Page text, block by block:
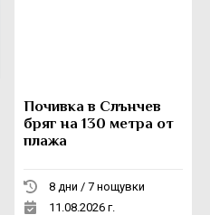
Почивка в Слънчев
бряг на 130 метра от
плажа
8 дни / 7 нощувки
11.08.2026 г.